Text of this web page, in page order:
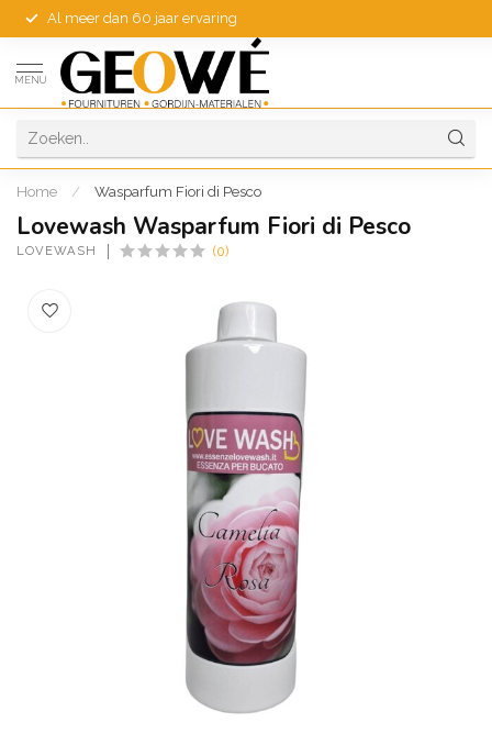
Al meer dan 60 jaar ervaring
MENU
Home / Wasparfum Fiori di Pesco
Lovewash Wasparfum Fiori di Pesco
LOVEWASH (0)